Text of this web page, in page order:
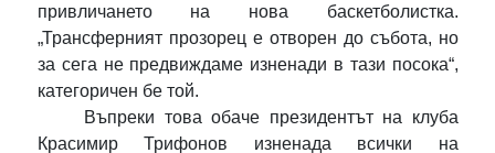
привличането на нова баскетболистка.
„Трансферният прозорец е отворен до събота, но
за сега не предвиждаме изненади в тази посока“,
категоричен бе той.
Въпреки това обаче президентът на клуба
Красимир Трифонов изненада всички на